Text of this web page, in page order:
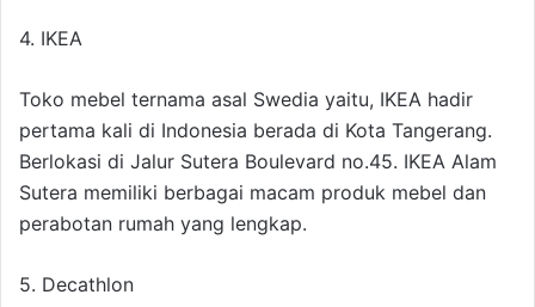
4. IKEA
Toko mebel ternama asal Swedia yaitu, IKEA hadir
pertama kali di Indonesia berada di Kota Tangerang.
Berlokasi di Jalur Sutera Boulevard no.45. IKEA Alam
Sutera memiliki berbagai macam produk mebel dan
perabotan rumah yang lengkap.
5. Decathlon